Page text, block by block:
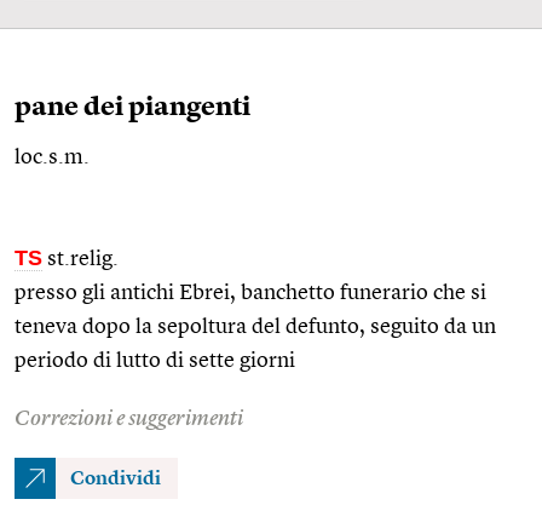
pane dei piangenti
loc.s.m.
TS st.relig.
presso gli antichi Ebrei, banchetto funerario che si
teneva dopo la sepoltura del defunto, seguito da un
periodo di lutto di sette giorni
Correzioni e suggerimenti
Condividi